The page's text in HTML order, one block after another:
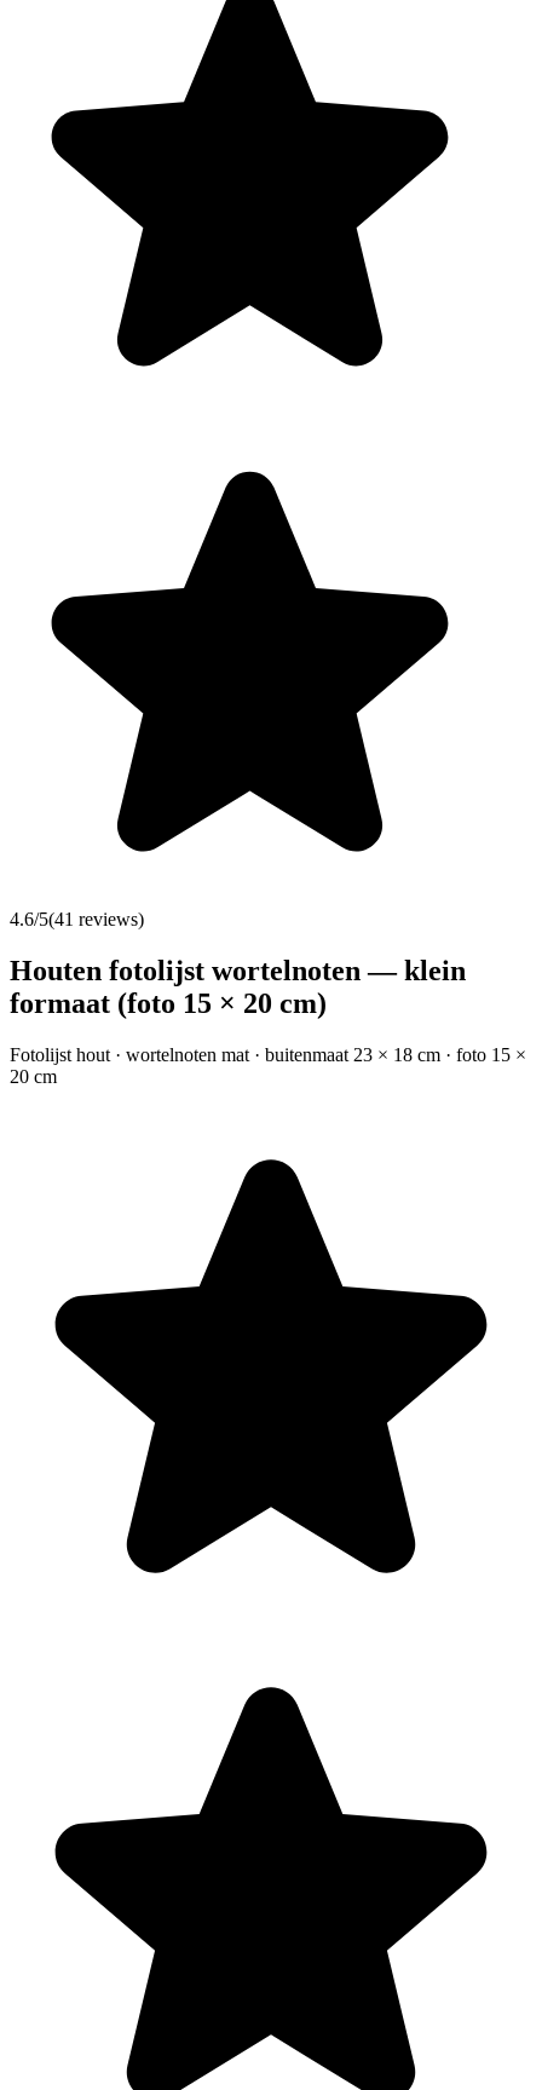
4.6/5(41 reviews)
Houten fotolijst wortelnoten — klein
formaat (foto 15 × 20 cm)
Fotolijst hout · wortelnoten mat · buitenmaat 23 × 18 cm · foto 15 ×
20 cm